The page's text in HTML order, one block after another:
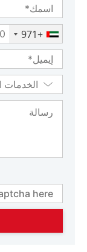
+971